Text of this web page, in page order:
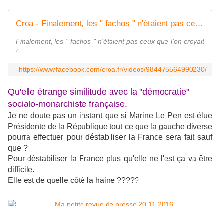
Croa - Finalement, les " fachos " n'étaient pas ceux que... | Facebook
Finalement, les " fachos " n'étaient pas ceux que l'on croyait
!
https://www.facebook.com/croa.fr/videos/984475564990230/
Qu'elle étrange similitude avec la "démocratie"
socialo-monarchiste française.
Je ne doute pas un instant que si Marine Le Pen est élue
Présidente de la République tout ce que la gauche diverse
pourra effectuer pour déstabiliser la France sera fait sauf
que ?
Pour déstabiliser la France plus qu'elle ne l'est ça va être
difficile.
Elle est de quelle côté la haine ?????